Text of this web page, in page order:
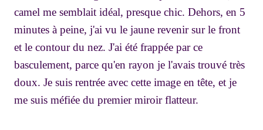
camel me semblait idéal, presque chic. Dehors, en 5
minutes à peine, j'ai vu le jaune revenir sur le front
et le contour du nez. J'ai été frappée par ce
basculement, parce qu'en rayon je l'avais trouvé très
doux. Je suis rentrée avec cette image en tête, et je
me suis méfiée du premier miroir flatteur.